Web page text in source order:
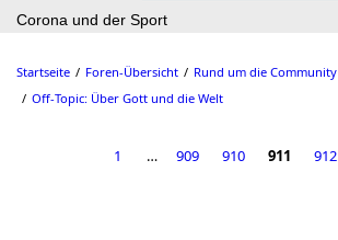
Corona und der Sport
Startseite Foren-Übersicht
Rund um die Community
Off-Topic: Über Gott und die Welt
1 … 909 910 911 912